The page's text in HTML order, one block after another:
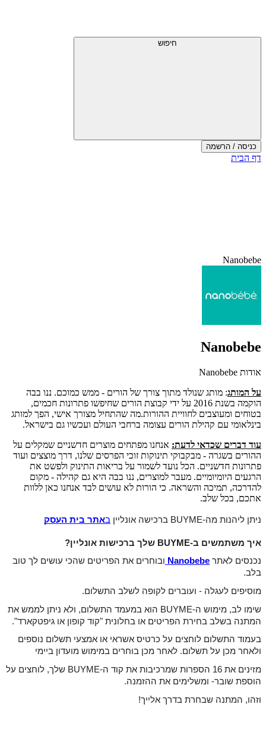
חיפוש
כניסה / הרשמה
דף הבית
Nanobebe
Nanobebe
אודות Nanobebe
על המותג: מותג שנולד מתוך צורך של הורים - ממש כמוכם. ננו בבה
הוקמה בשנת 2016 על ידי קבוצת הורים שחיפשו פתרונות חכמים,
בטוחים ומעוצבים לחוויית ההורות.מה שהתחיל מצורך אישי, הפך למותג
בינלאומי עם קהילת הורים עצומה ברחבי העולם ועכשיו גם בישראל.
עוד דברים שכדאי לדעת: אנחנו מפתחים מוצרים חדשניים שמקלים על
ההורים בשגרה - מבקבוקי תינוקות זוכי הפרסים שלנו, דרך מוצצים ועוד
פתרונות חדשניים. הכל נועד לשמור על בריאות התינוק ולפשט את
הרגעים היומיומיים. מעבר למוצרים, ננו בבה היא גם קהילה - מקום
להדרכה, תמיכה והשראה. כי הורות לא עושים לבד אנחנו כאן ללוות
אתכם, בכל שלב.
ניתן ליהנות מה-BUYME ברכישה אונליין באתר בית העסק
איך משתמשים ב-BUYME שלך ברכישות אונליין?
נכנסים לאתר Nanobebe ובוחרים את הפריטים שהכי עושים לך טוב
בלב.
מוסיפים לעגלה - ועוברים לקופה לשלב התשלום.
שימו לב, מימוש ה-BUYME הוא במעמד התשלום, ולא ניתן לממש את
המתנה בשלב בחירת הפריטים או בחלונית "קוד קופון או גיפטקארד".
בעמוד התשלום לוחצים על כרטיס אשראי או אמצעי תשלום נוספים
ולאחר מכן על תשלום. לאחר מכן בוחרים במימוש מועדון ביימי
מזינים את 16 הספרות שמרכיבות את קוד ה-BUYME שלך, לוחצים על
הוספת שובר- ומשלימים את ההזמנה.
וזהו, המתנה שבחרת בדרך אלייך!